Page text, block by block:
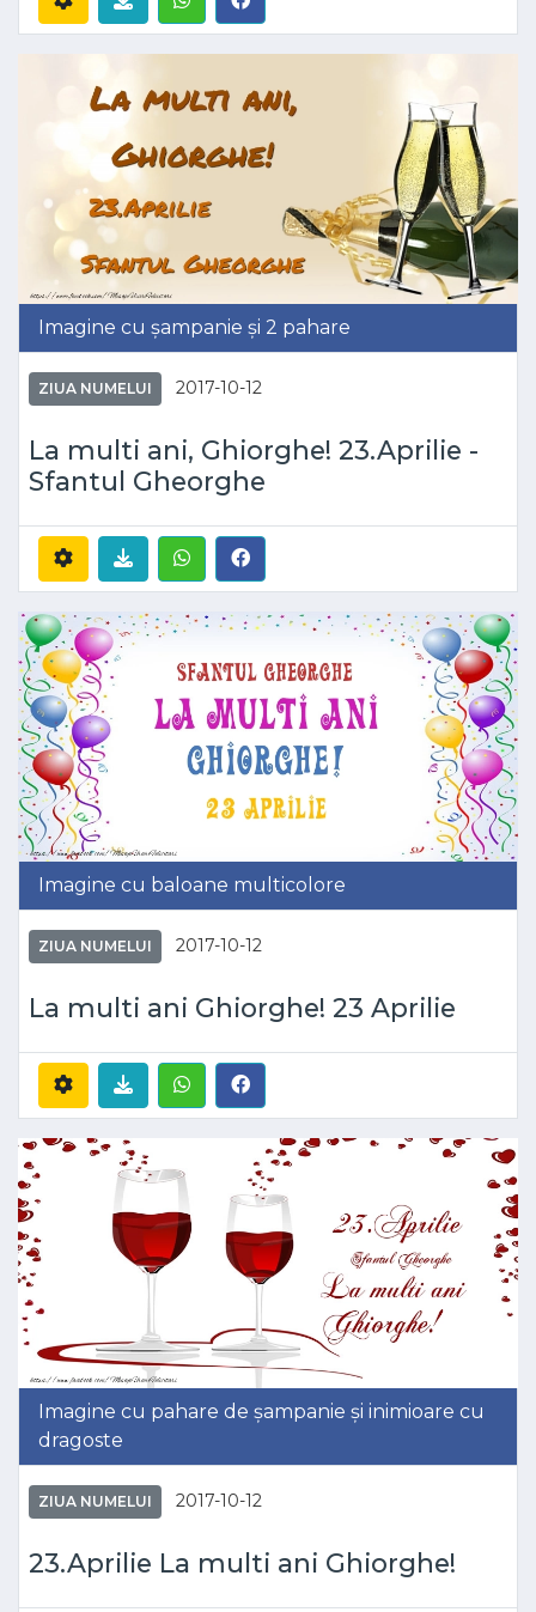
Imagine cu șampanie și 2 pahare
ZIUA NUMELUI 2017-10-12
La multi ani, Ghiorghe! 23.Aprilie -
Sfantul Gheorghe
Imagine cu baloane multicolore
ZIUA NUMELUI 2017-10-12
La multi ani Ghiorghe! 23 Aprilie
Imagine cu pahare de șampanie și inimioare cu
dragoste
ZIUA NUMELUI 2017-10-12
23.Aprilie La multi ani Ghiorghe!